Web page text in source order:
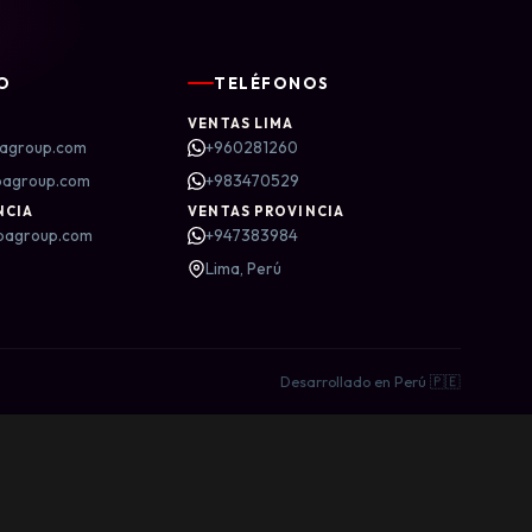
TELÉFONOS
VENTAS LIMA
+960281260
+983470529
VENTAS PROVINCIA
+947383984
Lima, Perú
Desarrollado en Perú 🇵🇪